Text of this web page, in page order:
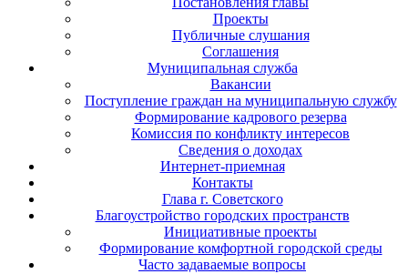
Проекты
Публичные слушания
Соглашения
Муниципальная служба
Вакансии
Поступление граждан на муниципальную службу
Формирование кадрового резерва
Комиссия по конфликту интересов
Сведения о доходах
Интернет-приемная
Контакты
Глава г. Советского
Благоустройство городских пространств
Инициативные проекты
Формирование комфортной городской среды
Часто задаваемые вопросы